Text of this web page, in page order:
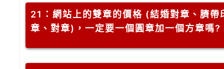
21 ：網站上的雙章的價格 (結婚對章、臍帶
章、對章)，一定要一個圓章加一個方章嗎?